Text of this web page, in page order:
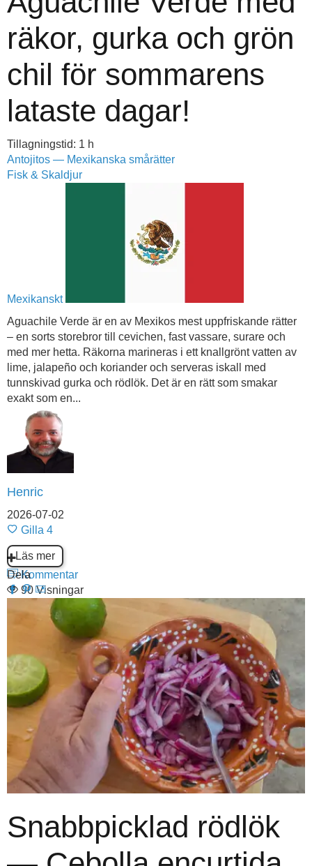
räkor, gurka och grön
chil för sommarens
lataste dagar!
Tillagningstid: 1 h
Antojitos — Mexikanska smårätter
Fisk & Skaldjur
Mexikanskt
Aguachile Verde är en av Mexikos mest uppfriskande rätter
– en sorts storebror till cevichen, fast vassare, surare och
med mer hetta. Räkorna marineras i ett knallgrönt vatten av
lime, jalapeño och koriander och serveras iskall med
tunnskivad gurka och rödlök. Det är en rätt som smakar
exakt som en...
Henric
2026-07-02
Gilla 4
Läs mer
Kommentar
90 Visningar
Dela
Snabbpicklad rödlök